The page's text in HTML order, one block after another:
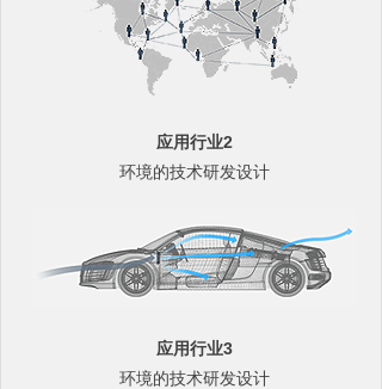
应用行业2
环境的技术研发设计
应用行业3
环境的技术研发设计